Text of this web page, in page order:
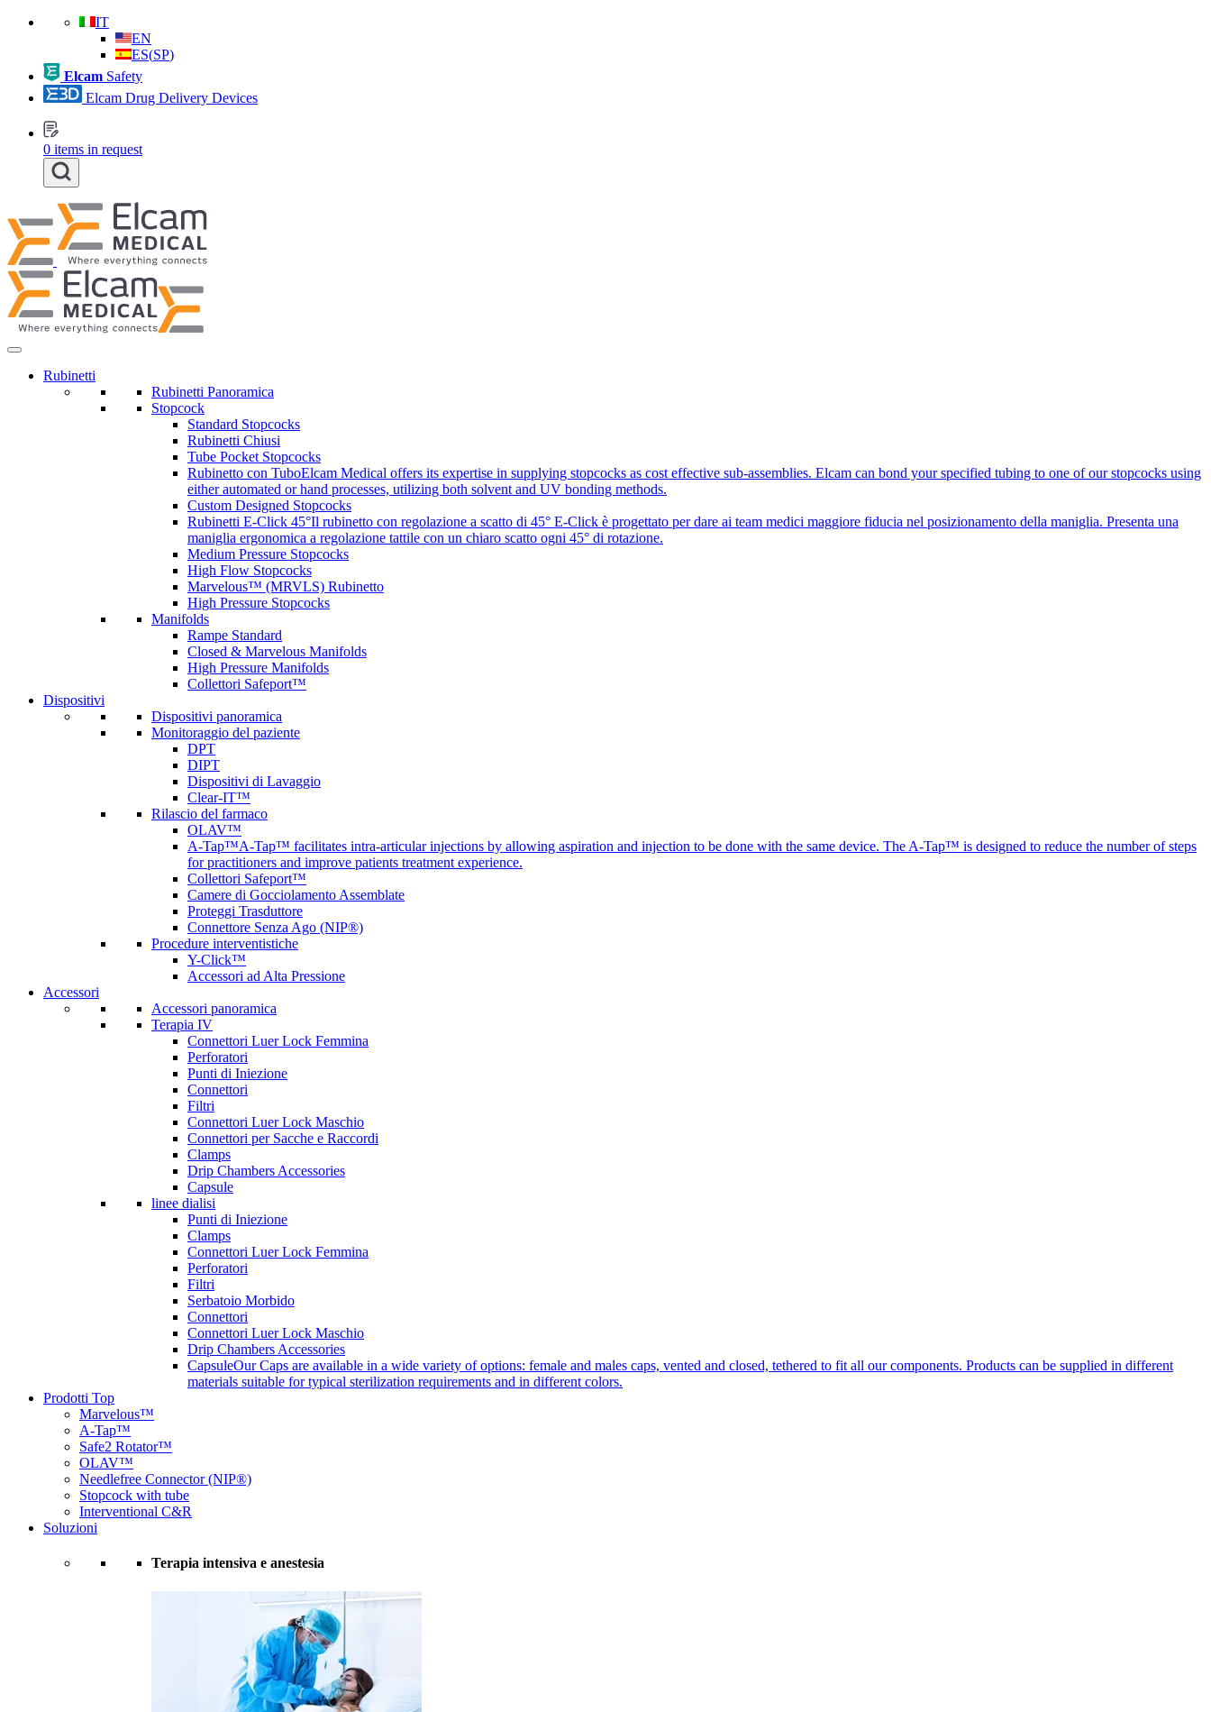
IT
EN
ES(SP)
Elcam Safety
Elcam Drug Delivery Devices
0 items in request
Rubinetti
Rubinetti Panoramica
Stopcock
Standard Stopcocks
Rubinetti Chiusi
Tube Pocket Stopcocks
Rubinetto con TuboElcam Medical offers its expertise in supplying stopcocks as cost effective sub-assemblies. Elcam can bond your specified tubing to one of our stopcocks using
either automated or hand processes, utilizing both solvent and UV bonding methods.
Custom Designed Stopcocks
Rubinetti E-Click 45°Il rubinetto con regolazione a scatto di 45° E-Click è progettato per dare ai team medici maggiore fiducia nel posizionamento della maniglia. Presenta una
maniglia ergonomica a regolazione tattile con un chiaro scatto ogni 45° di rotazione.
Medium Pressure Stopcocks
High Flow Stopcocks
Marvelous™ (MRVLS) Rubinetto
High Pressure Stopcocks
Manifolds
Rampe Standard
Closed & Marvelous Manifolds
High Pressure Manifolds
Collettori Safeport™
Dispositivi
Dispositivi panoramica
Monitoraggio del paziente
DPT
DIPT
Dispositivi di Lavaggio
Clear-IT™
Rilascio del farmaco
OLAV™
A-Tap™A-Tap™ facilitates intra-articular injections by allowing aspiration and injection to be done with the same device. The A-Tap™ is designed to reduce the number of steps
for practitioners and improve patients treatment experience.
Collettori Safeport™
Camere di Gocciolamento Assemblate
Proteggi Trasduttore
Connettore Senza Ago (NIP®)
Procedure interventistiche
Y-Click™
Accessori ad Alta Pressione
Accessori
Accessori panoramica
Terapia IV
Connettori Luer Lock Femmina
Perforatori
Punti di Iniezione
Connettori
Filtri
Connettori Luer Lock Maschio
Connettori per Sacche e Raccordi
Clamps
Drip Chambers Accessories
Capsule
linee dialisi
Punti di Iniezione
Clamps
Connettori Luer Lock Femmina
Perforatori
Filtri
Serbatoio Morbido
Connettori
Connettori Luer Lock Maschio
Drip Chambers Accessories
CapsuleOur Caps are available in a wide variety of options: female and males caps, vented and closed, tethered to fit all our components. Products can be supplied in different
materials suitable for typical sterilization requirements and in different colors.
Prodotti Top
Marvelous™
A-Tap™
Safe2 Rotator™
OLAV™
Needlefree Connector (NIP®)
Stopcock with tube
Interventional C&R
Soluzioni
Terapia intensiva e anestesia